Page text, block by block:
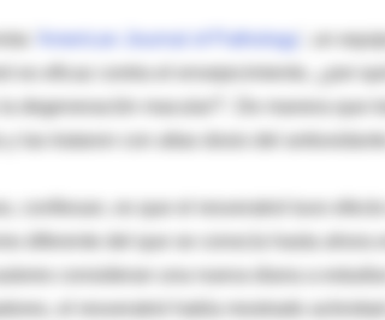
American Journal of Pathology
', un
es eficaz contra el envejecimiento, ¿por
la degeneración macular?'. De manera
y las trataron con altas dosis del
confiesan, es que el resveratrol tuvo
diferente del que se conocía hasta
el resveratrol había mostrado